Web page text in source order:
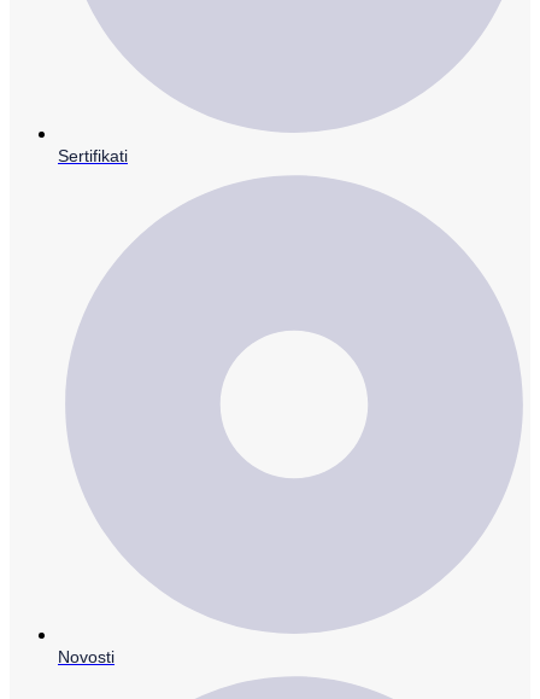
Sertifikati
Novosti